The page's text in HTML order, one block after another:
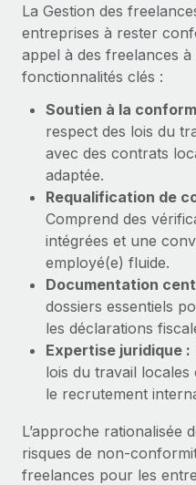
Gestion des appareils
Achetez et suivez vos
dans le monde entier
Création d’entité
Établissez des entités
conformité
Mobilité et
Organisez facilement le
employés
Avantages sociaux
Gérez facilement les
Gestion des freelances
Taxes
Explorer le blog
BLOG
Mises à jour des
Intégrations Gusto
freelances Plus
Remote a toujours pour
toute taille à embaucher,
En savoir plus
Comment Phiture
Phiture, un leader notable
croissance mobile
La Gestion des
entreprises à rester
appel à des freelances
fonctionnalités clés :
Soutien à la
respect des lois du
avec des contrats
adaptée.
Requalification de
Comprend des
intégrées et une
employé(e) fluide.
Documentation
dossiers essentiels
les déclarations
Expertise juridique :
lois du travail locales
le recrutement
L’approche rationalisée
risques de non-
freelances pour les